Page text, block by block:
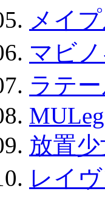
メイ
マビ
ラテ
放置
レイ